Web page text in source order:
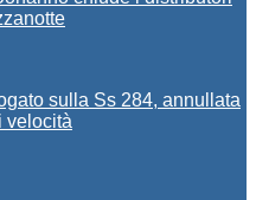
sulla Ss 284, annullata
velocità